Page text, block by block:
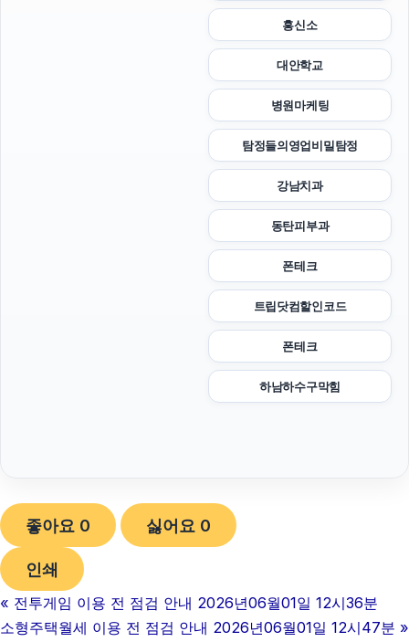
흥신소
대안학교
병원마케팅
탐정들의영업비밀탐정
강남치과
동탄피부과
폰테크
트립닷컴할인코드
폰테크
하남하수구막힘
좋아요 0 싫어요 0
인쇄
« 전투게임 이용 전 점검 안내 2026년06월01일 12시36분
소형주택월세 이용 전 점검 안내 2026년06월01일 12시47분 »